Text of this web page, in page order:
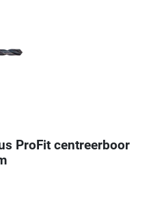
ProFit centreerboor